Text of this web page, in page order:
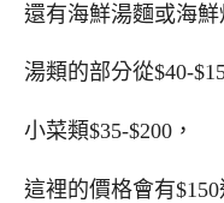
還有海鮮湯麵或海鮮
湯類的部分從$40-
小菜類$35-$200，
這裡的價格會有